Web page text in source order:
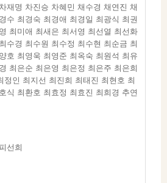
재명 차진승 차혜민 채수경 채연진 채
수 최경숙 최경애 최경일 최광식 최권
최미애 최새은 최서영 최선열 최선화
수경 최수원 최수정 최수현 최순금 최
호 최영욱 최영준 최옥숙 최원석 최유
최은순 최은영 최은정 최은주 최은희
정인 최지선 최진희 최태진 최현호 최
식 최환호 최효정 최효진 최희경 추연
선희